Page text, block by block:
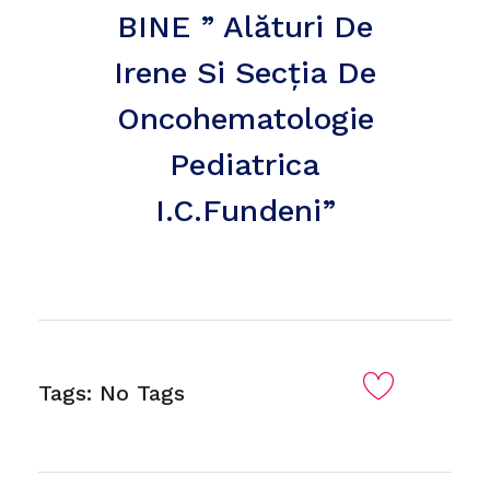
BINE ” Alături De
Irene Si Secția De
Oncohematologie
Pediatrica
I.C.Fundeni”
Tags: No Tags